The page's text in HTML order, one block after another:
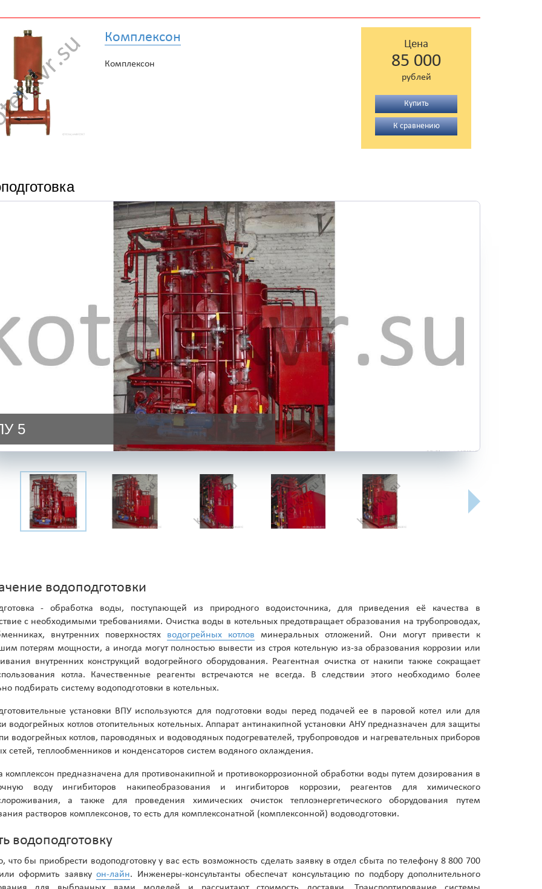
Комплексон
Комплексон
Цена
85 000
рублей
Купить
К сравнению
5
водоподготовки
- обработка воды, поступающей из природного водоисточника, для приведения её качества в
с необходимыми требованиями. Очистка воды в котельных предотвращает образования на трубопроводах,
внутренних поверхностях водогрейных котлов минеральных отложений. Они могут привести к
потерям мощности, а иногда могут полностью вывести из строя котельную из-за образования коррозии или
внутренних конструкций водогрейного оборудования. Реагентная очистка от накипи также сокращает
котла. Качественные реагенты встречаются не всегда. В следствии этого необходимо более
подбирать систему водоподготовки в котельных.
установки ВПУ используются для подготовки воды перед подачей ее в паровой котел или для
водогрейных котлов отопительных котельных. Аппарат антинакипной установки АНУ предназначен для защиты
водогрейных котлов, пароводяных и водоводяных подогревателей, трубопроводов и нагревательных приборов
сетей, теплообменников и конденсаторов систем водяного охлаждения.
комплексон предназначена для противонакипной и противокоррозионной обработки воды путем дозирования в
воду ингибиторов накипеобразования и ингибиторов коррозии, реагентов для химического
а также для проведения химических очисток теплоэнергетического оборудования путем
растворов комплексонов, то есть для комплексонатной (комплексонной) водоводготовки.
водоподготовку
что бы приобрести водоподготовку у вас есть возможность сделать заявку в отдел сбыта по телефону 8 800 700
оформить заявку он-лайн. Инженеры-консультанты обеспечат консультацию по подбору дополнительного